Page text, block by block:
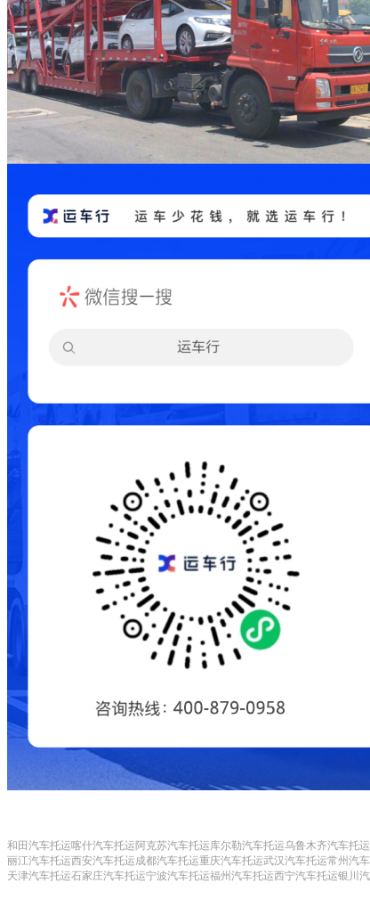
和田汽车托运喀什汽车托运阿克苏汽车托运库尔勒汽车托运乌鲁木齐汽车托运
丽江汽车托运西安汽车托运成都汽车托运重庆汽车托运武汉汽车托运常州汽
天津汽车托运石家庄汽车托运宁波汽车托运福州汽车托运西宁汽车托运银川